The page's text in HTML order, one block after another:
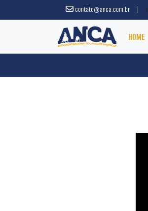
contato@anca.com.br
HOME